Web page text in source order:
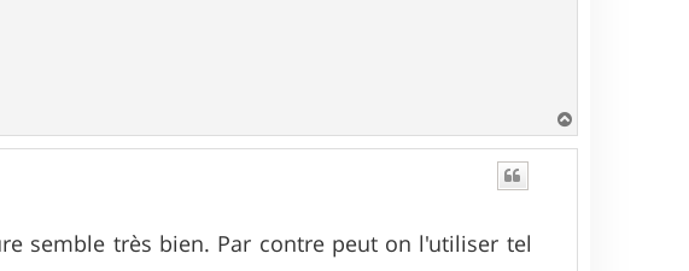
a
semble très bien. Par contre peut on l'utiliser tel